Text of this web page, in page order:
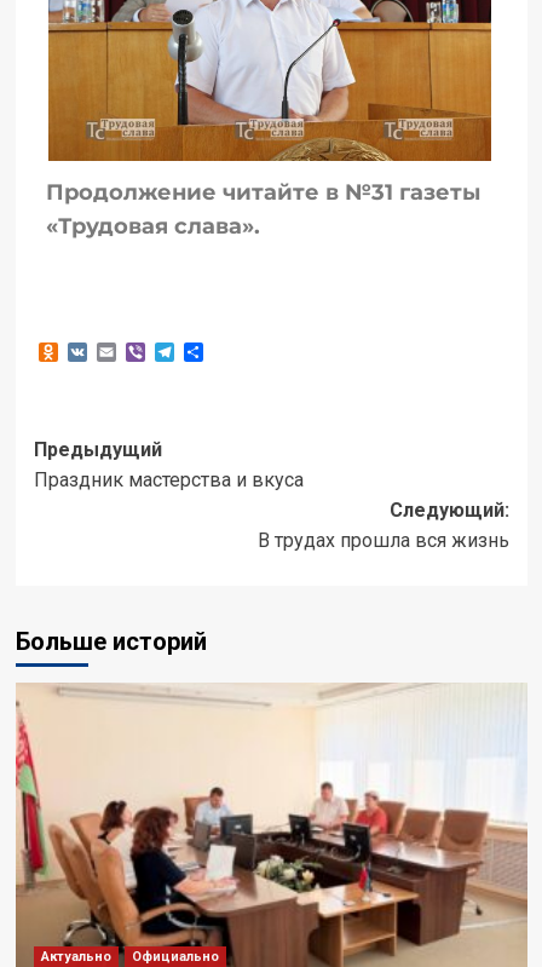
Продолжение читайте в №31 газеты
«Трудовая слава».
Odnoklassniki
VKEmailViberTelegram
Отправить
Предыдущий
Праздник мастерства и вкуса
Следующий:
В трудах прошла вся жизнь
Больше историй
Актуально Официально